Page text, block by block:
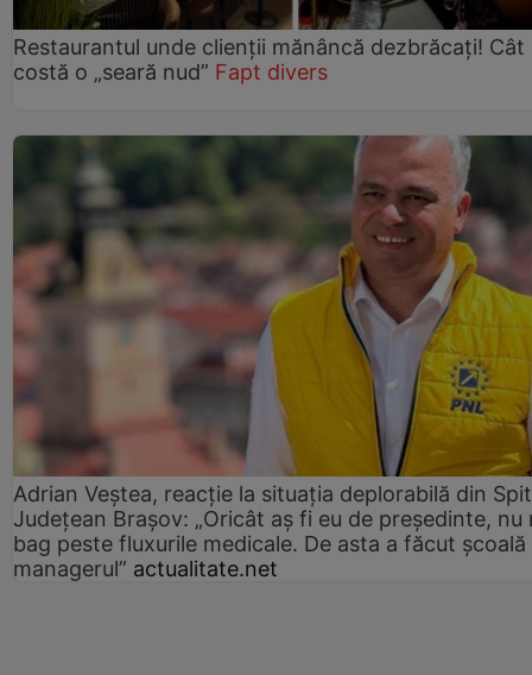
Restaurantul unde clienții mănâncă dezbrăcați! Cât
costă o „seară nud” Fapt divers
Adrian Veștea, reacție la situația deplorabilă din
Județean Brașov: „Oricât aș fi eu de președinte, nu
bag peste fluxurile medicale. De asta a făcut școală
managerul” actualitate.net